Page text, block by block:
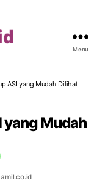
Menu
ASI yang Mudah Dilihat
yang Mudah